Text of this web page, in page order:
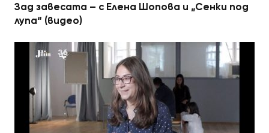
Зад завесата – с Елена Шопова и „Сенки под
лупа“ (видео)